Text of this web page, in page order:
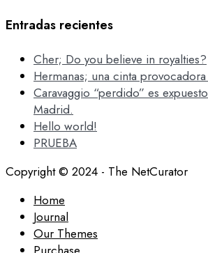
Entradas recientes
Cher; Do you believe in royalties?
Hermanas; una cinta
Caravaggio “perdido” es
Madrid.
Hello world!
PRUEBA
Copyright © 2024 - The NetCurator
Home
Journal
Our Themes